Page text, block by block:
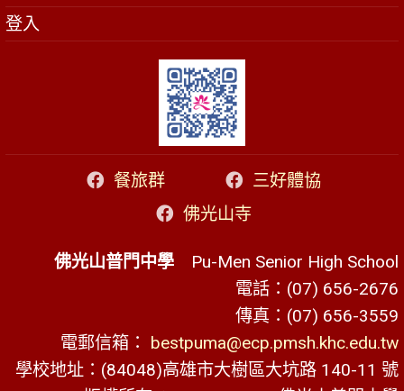
登入
餐旅群
三好體協
佛光山寺
佛光山普門中學 Pu-Men Senior High School
電話：(07) 656-2676
傳真：(07) 656-3559
電郵信箱： bestpuma@ecp.pmsh.khc.edu.tw
學校地址：(84048)高雄市大樹區大坑路 140-11 號